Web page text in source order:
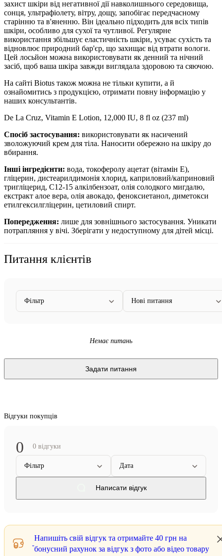
захист шкіри від негативної дії навколишнього середовища,
сонця, ультрафіолету, вітру, дощу, запобігає передчасному
старінню та в'яненню. Він ідеально підходить для всіх типів
шкіри, особливо для сухої та чутливої. Регулярне
використання збільшує еластичність шкіри, усуває сухість та
відновлює природний бар'єр, що захищає від втрати вологи.
Цей лосьйон можна використовувати як денний та нічний
засіб, щоб ваша шкіра завжди виглядала здоровою та сяючою.
На сайті Biotus також можна не тільки купити, а й
ознайомитись з продукцією, отримати повну інформацію у
наших консультантів.
De La Cruz, Vitamin E Lotion, 12,000 IU, 8 fl oz (237 ml)
Спосіб застосування: використовувати як насичений
зволожуючий крем для тіла. Наносити обережно на шкіру до
вбирання.
Інші інгредієнти: вода, токоферолу ацетат (вітамін Е),
гліцерин, дистеарилдимонія хлорид, каприловий/каприновий
тригліцерид, C12-15 алкілбензоат, олія солодкого мигдалю,
екстракт алое вера, олія авокадо, феноксиетанол, диметокси
етилгексилгліцерин, цетиловий спирт.
Попередження: лише для зовнішнього застосування. Уникати
потрапляння у вічі. Зберігати у недоступному для дітей місці.
Питання клієнтів
Фільтр Нові питання
Немає питань
Задати питання
Відгуки покупців
0 0 відгуки
Фільтр Дата
Написати відгук
Напишіть свій відгук та отримайте 40 грн на
бонусний рахунок за відгук з фото або відео товару